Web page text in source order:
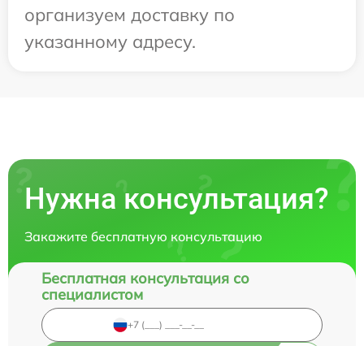
организуем доставку по
указанному адресу.
Нужна консультация?
Закажите бесплатную консультацию
Бесплатная консультация со
специалистом